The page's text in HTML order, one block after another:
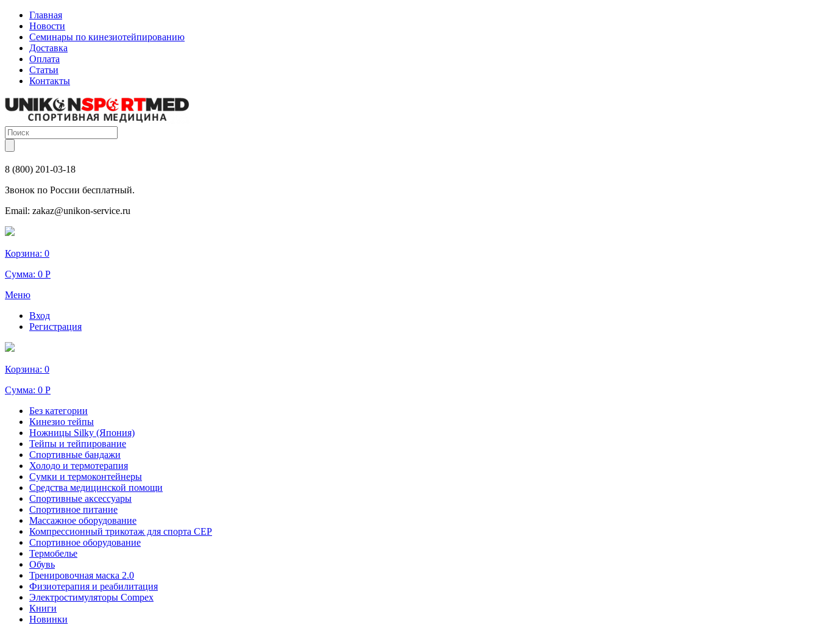
Главная
Новости
Семинары по кинезиотейпированию
Доставка
Оплата
Статьи
Контакты
8 (800) 201-03-18
Звонок по России бесплатный.
Email: zakaz@unikon-service.ru
Корзина: 0
Сумма: 0 Р
Меню
Вход
Регистрация
Корзина: 0
Сумма: 0 Р
Без категории
Кинезио тейпы
Ножницы Silky (Япония)
Тейпы и тейпирование
Спортивные бандажи
Холодо и термотерапия
Сумки и термоконтейнеры
Средства медицинской помощи
Спортивные аксессуары
Спортивное питание
Массажное оборудование
Компрессионный трикотаж для спорта СЕР
Спортивное оборудование
Термобелье
Обувь
Тренировочная маска 2.0
Физиотерапия и реабилитация
Электростимуляторы Compex
Книги
Новинки